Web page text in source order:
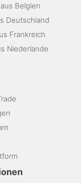
Belgien
Deutschland
Frankreich
Niederlande